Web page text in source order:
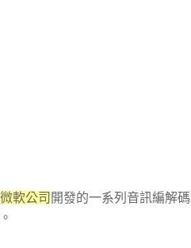
微軟公司 開發的一系列音訊編解